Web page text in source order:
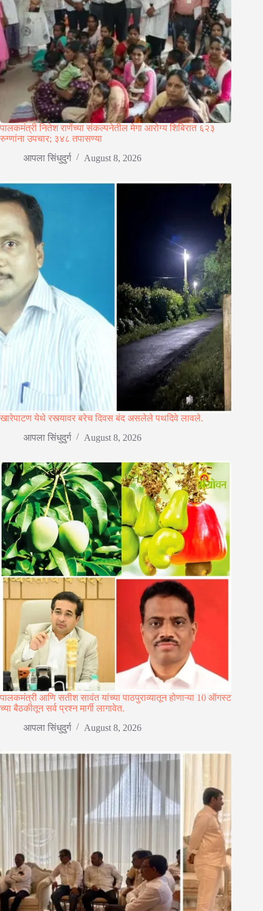
पालकमंत्री नितेश राणेंच्या संकल्पनेतील मेगा आरोग्य शिबिरात ६२३
रुग्णांना उपचार; ३४८ तपासण्या
आपला सिंधुदुर्ग
August 8, 2026
खारेपाटण येथे रस्त्यावर बरेच दिवस बंद असलेले पथदिवे लावले.
आपला सिंधुदुर्ग
August 8, 2026
पालकमंत्री आणि सतीश सावंत यांच्या पाठपुराव्यातून होणाऱ्या 10 ऑगस्ट
च्या बैठकीतून सर्व प्रश्न मार्गी लागावेत.
आपला सिंधुदुर्ग
August 8, 2026